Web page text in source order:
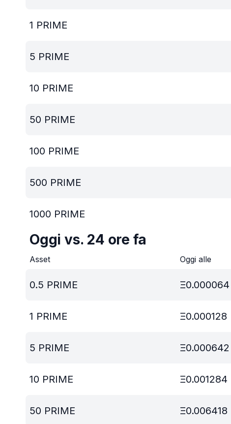
1 PRIME
5 PRIME
10 PRIME
50 PRIME
100 PRIME
500 PRIME
1000 PRIME
Oggi vs. 24 ore fa
Asset Oggi alle
0.5 PRIME Ξ0.000064
1 PRIME Ξ0.000128
5 PRIME Ξ0.000642
10 PRIME Ξ0.001284
50 PRIME Ξ0.006418